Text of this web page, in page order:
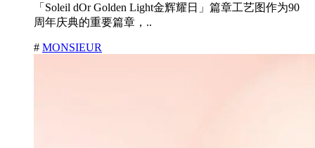
「Soleil dOr Golden Light金辉耀日」篇章工艺图作为90
周年庆典的重要篇章，..
# MONSIEUR